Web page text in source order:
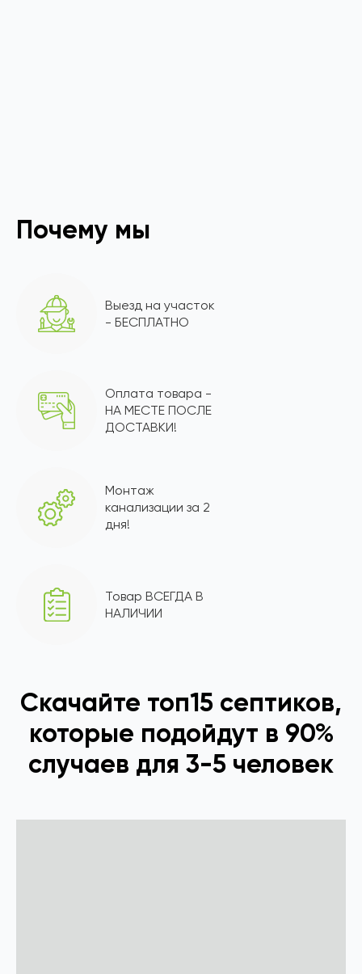
Почему мы
Выезд на участок
- БЕСПЛАТНО
Оплата товара -
НА МЕСТЕ ПОСЛЕ
ДОСТАВКИ!
Монтаж
канализации за 2
дня!
Товар ВСЕГДА В
НАЛИЧИИ
Скачайте топ15 септиков,
которые подойдут в 90%
случаев для 3-5 человек